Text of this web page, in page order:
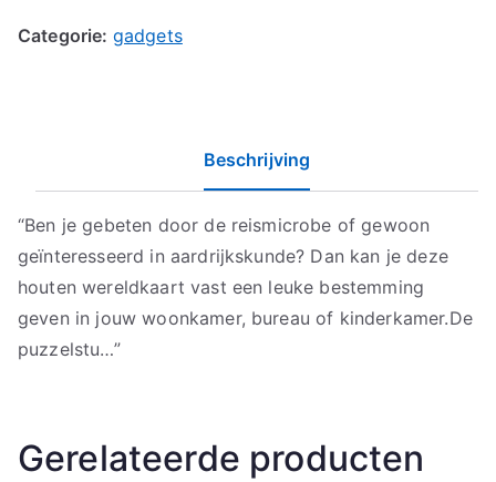
Categorie: gadgets
Beschrijving
“Ben je gebeten door de reismicrobe of gewoon
geïnteresseerd in aardrijkskunde? Dan kan je deze
houten wereldkaart vast een leuke bestemming
geven in jouw woonkamer, bureau of kinderkamer.De
puzzelstu…”
Gerelateerde producten